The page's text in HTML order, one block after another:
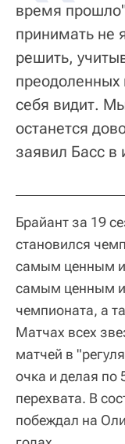
время
принимать не
решить,
преодоленных
себя видит.
останется
заявил Басс в
Брайант за 19
становился
самым ценным
самым ценным
чемпионата, а
Матчах всех
матчей в
очка и делая по
перехвата. В
побеждал на